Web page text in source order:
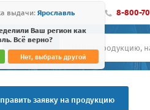
выдачи: Ярославль
Ваш регион как
Всё верно?
Нет, выбрать другой
8-800-
заявку на продукцию